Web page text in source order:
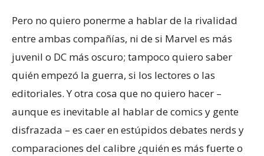
Pero no quiero ponerme a hablar de la rivalidad
entre ambas compañías, ni de si Marvel es más
juvenil o DC más oscuro; tampoco quiero saber
quién empezó la guerra, si los lectores o las
editoriales. Y otra cosa que no quiero hacer –
aunque es inevitable al hablar de comics y gente
disfrazada – es caer en estúpidos debates nerds y
comparaciones del calibre ¿quién es más fuerte o